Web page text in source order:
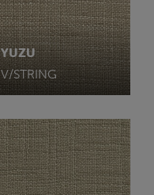
YUZU
V/STRING